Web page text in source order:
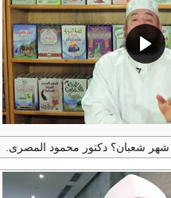
شعبان؟ دكتور محمود المصرى.